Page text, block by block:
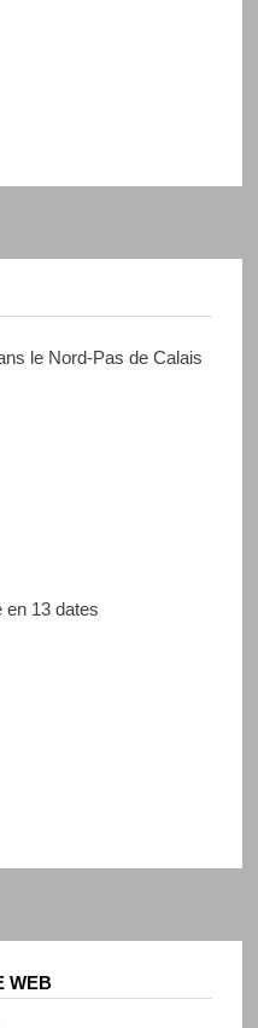
le Nord-Pas de Calais
en 13 dates
WEB